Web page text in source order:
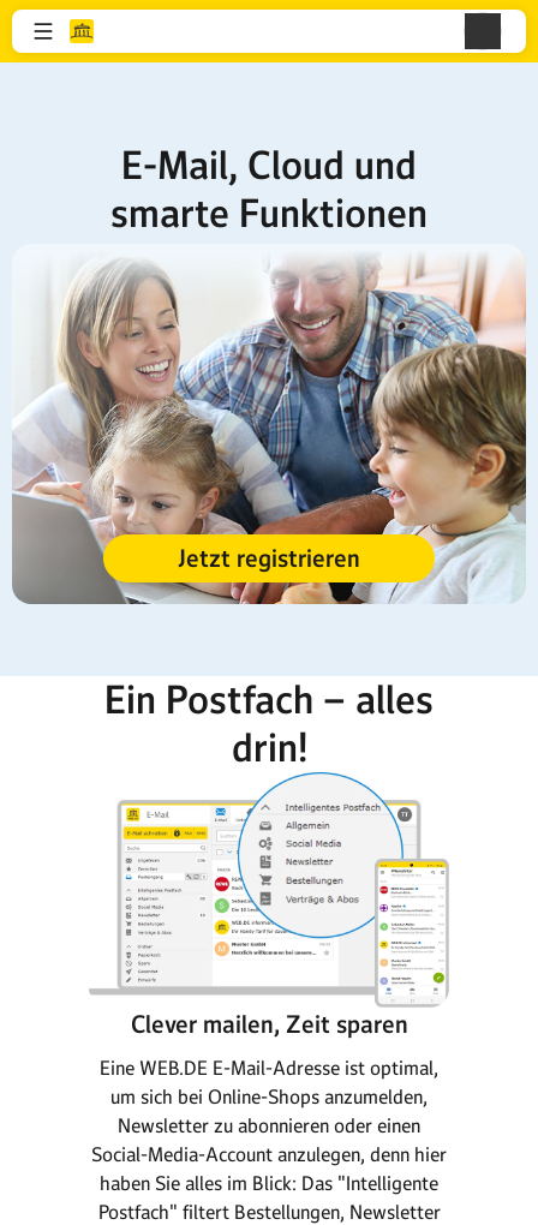
E-Mail, Cloud und
smarte Funktionen
Jetzt registrieren
Ein Postfach – alles
drin!
Clever mailen, Zeit sparen
Eine WEB.DE E-Mail-Adresse ist optimal,
um sich bei Online-Shops anzumelden,
Newsletter zu abonnieren oder einen
Social-Media-Account anzulegen, denn hier
haben Sie alles im Blick: Das "Intelligente
Postfach" filtert Be­stel­lungen, Newsletter